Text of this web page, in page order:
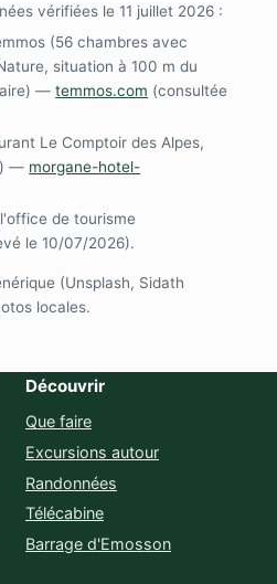
vérifiées le 11 juillet 2026 :
(56 chambres avec
situation à 100 m du
—temmos.com (consultée
Le Comptoir des Alpes,
— morgane-hotel-
de tourisme
le 10/07/2026).
(Unsplash, Sidath
locales.
Découvrir
Que faire
Excursions autour
Randonnées
Télécabine
Barrage d'Emosson